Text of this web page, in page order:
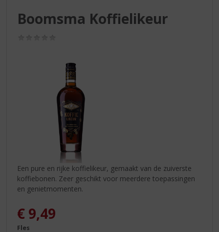
Boomsma Koffielikeur
Een pure en rijke koffielikeur, gemaakt van de zuiverste
koffiebonen. Zeer geschikt voor meerdere toepassingen
en genietmomenten.
€ 9,49
Fles